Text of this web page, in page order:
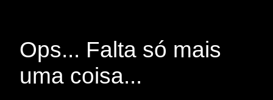
Ops... Falta só mais
uma coisa...